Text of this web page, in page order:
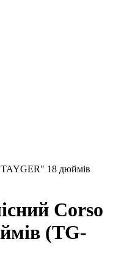
18 дюймів
Corso
(TG-